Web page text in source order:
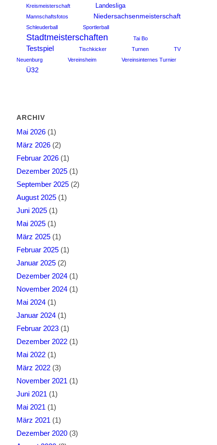
Kreismeisterschaft Landesliga
Mannschaftsfotos Niedersachsenmeisterschaft
Schleuderball Sportlerball
Stadtmeisterschaften Tai Bo
Testspiel Tischkicker Turnen
TV
Neuenburg
Vereinsheim Vereinsinternes Turnier
Ü32
ARCHIV
Mai 2026(1)
März 2026(2)
Februar 2026(1)
Dezember 2025(1)
September 2025(2)
August 2025(1)
Juni 2025(1)
Mai 2025(1)
März 2025(1)
Februar 2025(1)
Januar 2025(2)
Dezember 2024(1)
November 2024(1)
Mai 2024(1)
Januar 2024(1)
Februar 2023(1)
Dezember 2022(1)
Mai 2022(1)
März 2022(3)
November 2021 (1)
Juni 2021 (1)
Mai 2021 (1)
März 2021 (1)
Dezember 2020(3)